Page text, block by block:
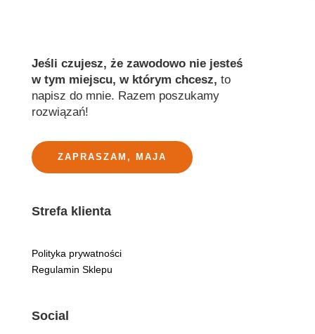
Jeśli czujesz, że zawodowo nie jesteś
w tym miejscu, w którym chcesz, to
napisz do mnie. Razem poszukamy
rozwiązań!
ZAPRASZAM, MAJA
Strefa klienta
Polityka prywatności
Regulamin Sklepu
Social